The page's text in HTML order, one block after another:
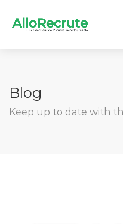
Blog
Keep up to date with